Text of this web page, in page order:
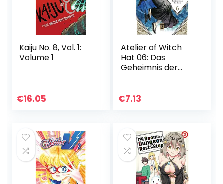
Kaiju No. 8, Vol. 1:
Volume 1
€16.05
Atelier of Witch
Hat 06: Das
Geheimnis der
€7.13